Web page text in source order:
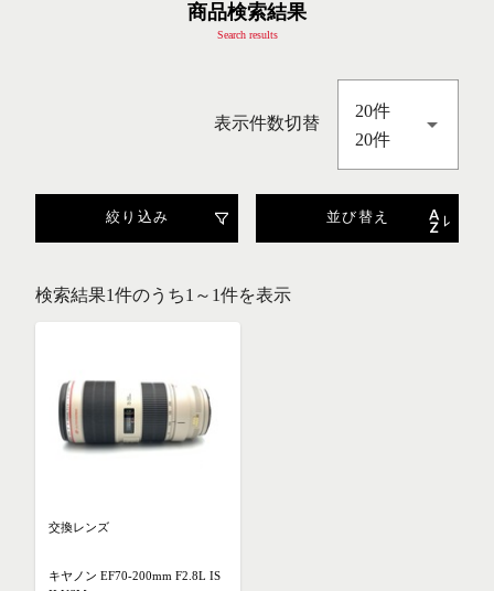
商品検索結果
Search results
表示件数切替
20件
20件
絞り込み 並び替え
検索結果1件のうち1～1件を表示
交換レンズ
キヤノン EF70-200mm F2.8L IS